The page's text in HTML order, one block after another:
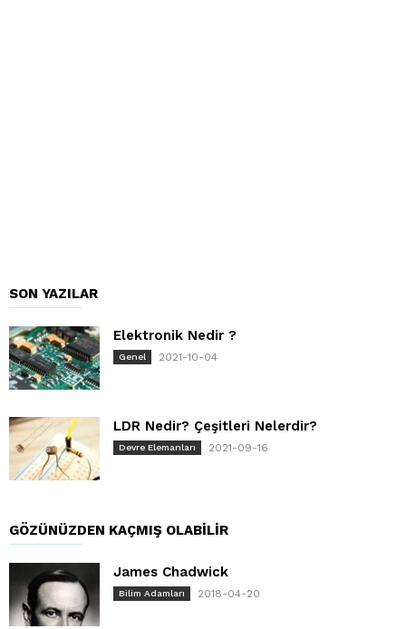
SON YAZILAR
Elektronik Nedir ?
Genel 2021-10-04
LDR Nedir? Çeşitleri Nelerdir?
Devre Elemanları 2021-09-16
GÖZÜNÜZDEN KAÇMIŞ OLABILIR
James Chadwick
Bilim Adamları 2018-04-20